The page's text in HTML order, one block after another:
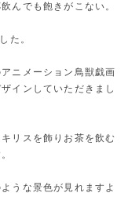
んでも飽きがこない。
た。
ニメーション鳥獣戯画
インしていただきまし
リスを飾りお茶を飲む
うな景色が見れますよ